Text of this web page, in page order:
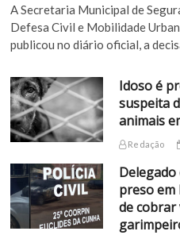
A Secretaria Municipal de
Defesa Civil e Mobilidade
publicou no diário oficial, a
Idoso é
suspeita
animais
Redação
Delegado
preso em
de cobrar